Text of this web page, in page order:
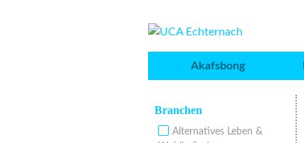
Akafsbong
Branchen
Alternatives Leben &